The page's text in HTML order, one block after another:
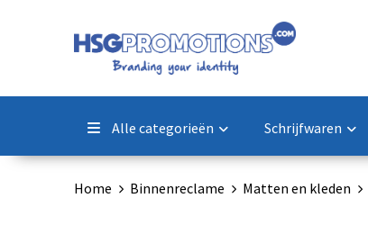
Alle categorieën Schrijfwaren
Home Binnenreclame Matten en kleden